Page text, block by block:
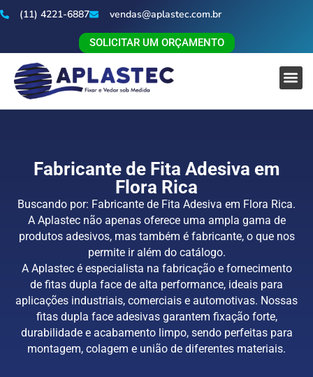
(11) 4221-6887 vendas@aplastec.com.br
SOLICITAR UM ORÇAMENTO
Fabricante de Fita Adesiva em
Flora Rica
Buscando por: Fabricante de Fita Adesiva em Flora Rica.
A Aplastec não apenas oferece uma ampla gama de
produtos adesivos, mas também é fabricante, o que nos
permite ir além do catálogo.
A Aplastec é especialista na fabricação e fornecimento
de fitas dupla face de alta performance, ideais para
aplicações industriais, comerciais e automotivas. Nossas
fitas dupla face adesivas garantem fixação forte,
durabilidade e acabamento limpo, sendo perfeitas para
montagem, colagem e união de diferentes materiais.